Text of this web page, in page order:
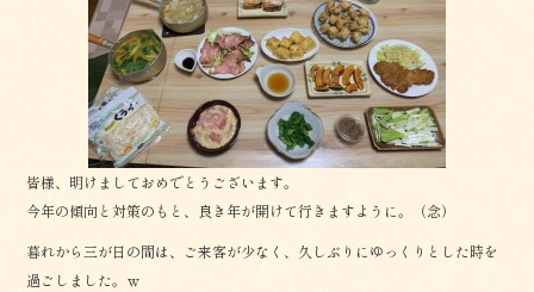
o
o
k
皆様、明けましておめでとうございます。
今年の傾向と対策のもと、良き年が開けて行きますように。（念）
暮れから三が日の間は、ご来客が少なく、久しぶりにゆっくりとした時を
過ごしました。ｗ